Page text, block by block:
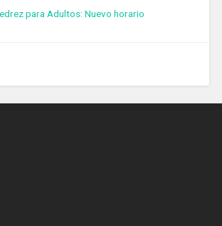
para Adultos: Nuevo horario